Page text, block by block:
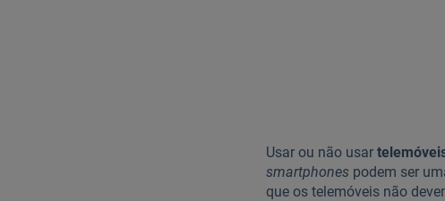
Usar ou não usar
smartphones podem ser
que os telemóveis não